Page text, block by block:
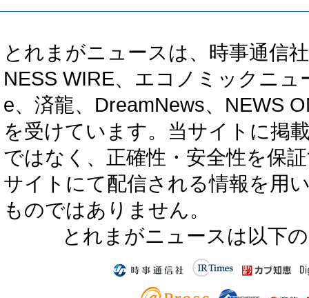
とれまがニュースは、時事通信
NESS WIRE、エコノミックニ
e、済龍、DreamNews、NEWS
を受けています。当サイトに掲
ではなく、正確性・安全性を保
サイトにて配信される情報を用
ものではありません。
とれまがニュースは以下